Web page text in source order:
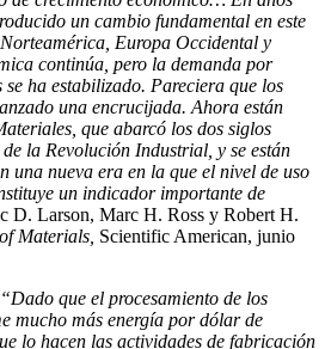
un cambio fun­damental en este
Europa Occi­dental y
continúa, pero la demanda por
ha estabilizado. Pareciera que los
una encrucijada. Ahora están
que abarcó los dos siglos
la Revolución Industrial, y se están
una nueva era en la que el nivel de uso
un indicador importante de
D. Larson, Marc H. Ross y Robert H.
Materials, Scienti­fic American, junio
“Dado que el procesamiento de los
mucho más energía por dólar de
lo hacen las actividades de fabricación